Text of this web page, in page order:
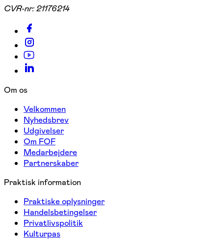
CVR-nr:21176214
Om os
Velkommen
Nyhedsbrev
Udgivelser
Om FOF
Medarbejdere
Partnerskaber
Praktisk information
Praktiske oplysninger
Handelsbetingelser
Privatlivspolitik
Kulturpas